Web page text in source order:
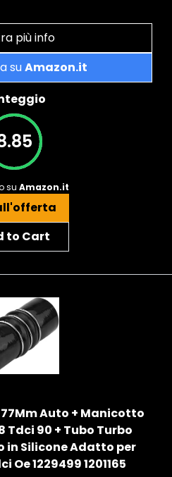
più info
suAmazon.it
su Amazon.it
to Cart
Auto + Manicotto
Tdci 90 + Tubo Turbo
in Silicone Adatto per
Oe 1229499 1201165